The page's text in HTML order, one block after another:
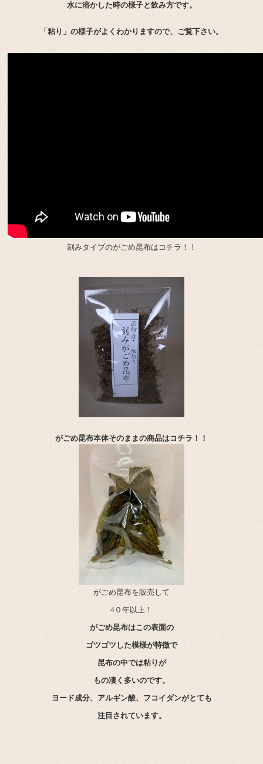
水に溶かした時の様子と飲み方です。
「粘り」の様子がよくわかりますので、ご覧下さい。
刻みタイプのがごめ昆布はコチラ！！
がごめ昆布本体そのままの商品はコチラ！！
がごめ昆布を販売して
4０年以上！
がごめ昆布はこの表面の
ゴツゴツした模様が特徴で
昆布の中では粘りが
もの凄く多いのです。
ヨード成分、アルギン酸、フコイダンがとても
注目されています。